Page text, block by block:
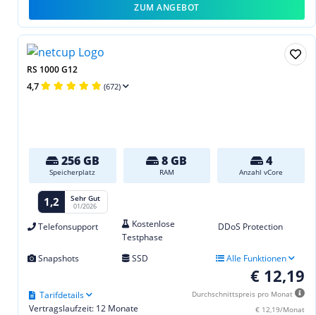
ZUM ANGEBOT
RS 1000 G12
4,7 (672)
256 GB
Speicherplatz
8 GB
RAM
4
Anzahl vCore
1,2 Sehr Gut
01/2026
Telefonsupport
Kostenlose
Testphase
DDoS Protection
Snapshots SSD Alle Funktionen
€ 12,19
Durchschnittspreis pro Monat
€ 12,19/Monat
Vertragslaufzeit: 12 Monate
Tarifdetails